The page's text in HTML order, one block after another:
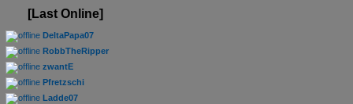
[Last Online]
DeltaPapa07
RobbTheRipper
zwantE
Pfretzschi
Ladde07